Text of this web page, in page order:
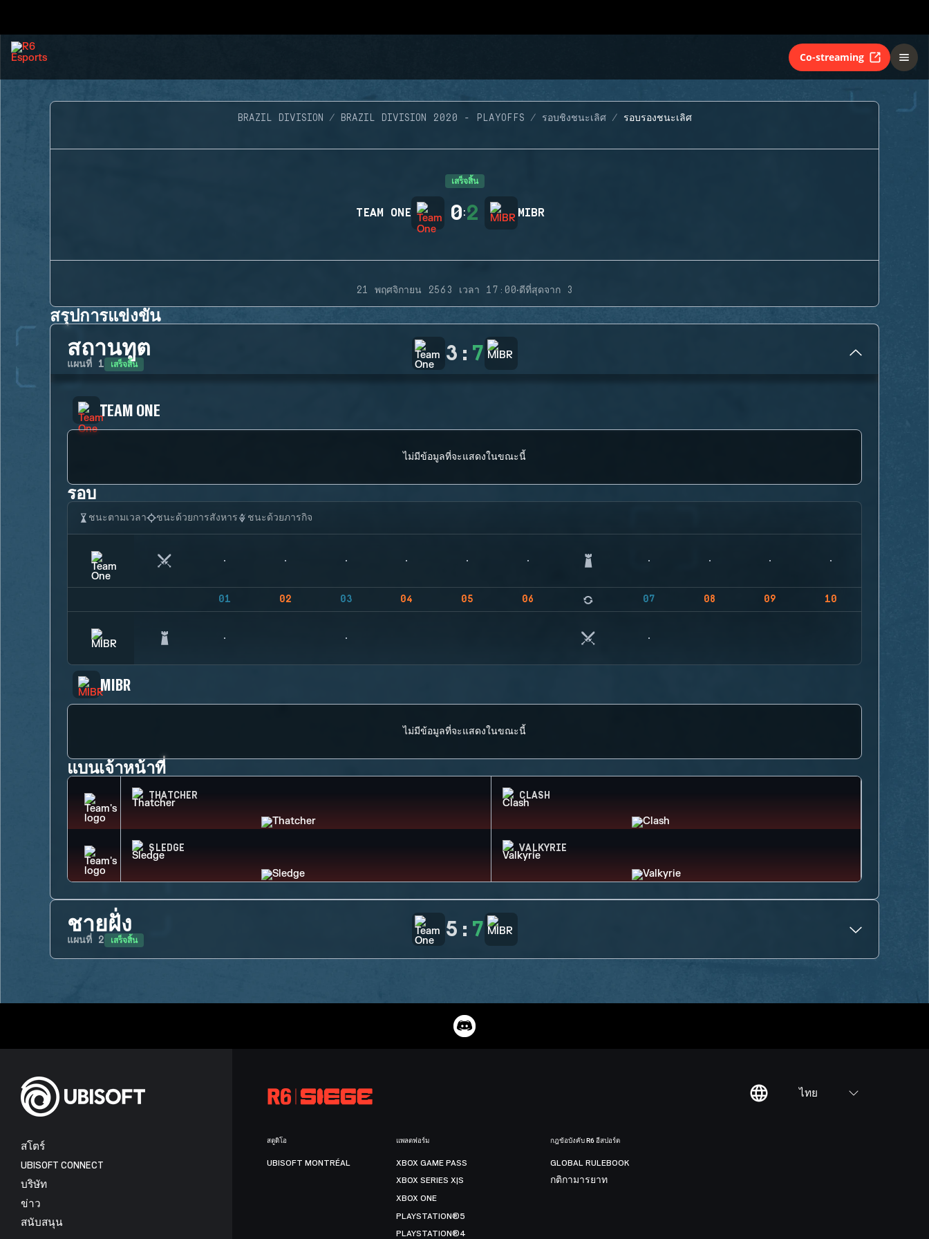
Co-streaming
BRAZIL DIVISION BRAZIL DIVISION 2020 - PLAYOFFS รอบชิงชนะเลิศ รอบรองชนะเลิศ
เสร็จสิ้น
TEAM ONE 0:2 MIBR
21 พฤศจิกายน 2563 เวลา 17:00·ดีที่สุดจาก 3
สรุปการแข่งขัน
สถานทูต
แผนที่ 1 เสร็จสิ้น 3 : 7
TEAM ONE
ไม่มีข้อมูลที่จะแสดงในขณะนี้
รอบ
ชนะตามเวลา ชนะด้วยการสังหาร ชนะด้วยภารกิจ
01 02 03 04 05 06 07 08 09 10
MIBR
ไม่มีข้อมูลที่จะแสดงในขณะนี้
แบนเจ้าหน้าที่
THATCHER CLASH
SLEDGE VALKYRIE
ชายฝั่ง
แผนที่ 2 เสร็จสิ้น 5 : 7
ไทย
สโตร์
UBISOFT CONNECT
บริษัท
ข่าว
สนับสนุน
สตูดิโอ
UBISOFT MONTRÉAL
แพลตฟอร์ม
XBOX GAME PASS
XBOX SERIES X|S
XBOX ONE
PLAYSTATION®5
PLAYSTATION®4
กฎข้อบังคับ R6 อีสปอร์ต
GLOBAL RULEBOOK
กติกามารยาท